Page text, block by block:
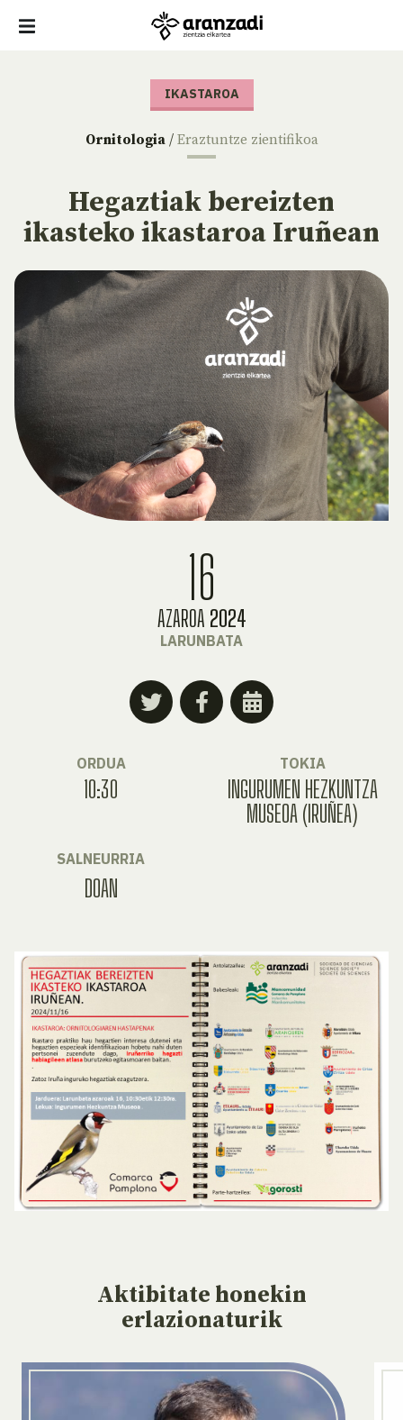
IKASTAROA
Ornitologia/ Eraztuntze zientifikoa
Hegaztiak bereizten
ikasteko ikastaroa Iruñean
16
AZAROA 2024
LARUNBATA
ORDUA
10:30
TOKIA
INGURUMEN HEZKUNTZA
MUSEOA (IRUÑEA)
SALNEURRIA
DOAN
Aktibitate honekin
erlazionaturik